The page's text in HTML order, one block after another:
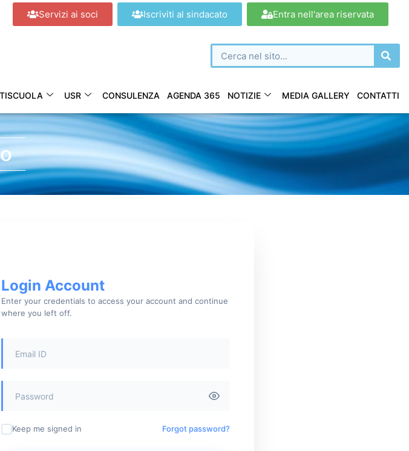
Servizi ai soci Iscriviti al sindacato Entra nell'area riservata
USR CONSULENZA AGENDA 365 NOTIZIE MEDIA GALLERY CONTATTI
Login Account
Enter your credentials to access your account and continue
where you left off.
Keep me signed in Forgot password?